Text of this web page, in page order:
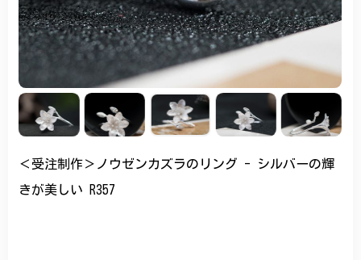
＜受注制作＞ノウゼンカズラのリング - シルバーの輝
きが美しい R357